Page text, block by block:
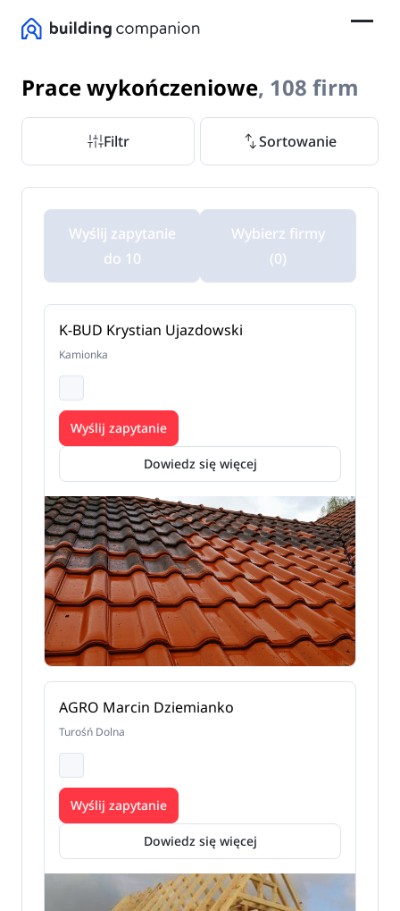
Prace wykończeniowe, 108 firm
Filtr Sortowanie
Wyślij zapytanie
do 10
Wybierz firmy
(0)
K-BUD Krystian Ujazdowski
Kamionka
Dowiedz się więcej
Wyślij zapytanie
AGRO Marcin Dziemianko
Turośń Dolna
Dowiedz się więcej
Wyślij zapytanie